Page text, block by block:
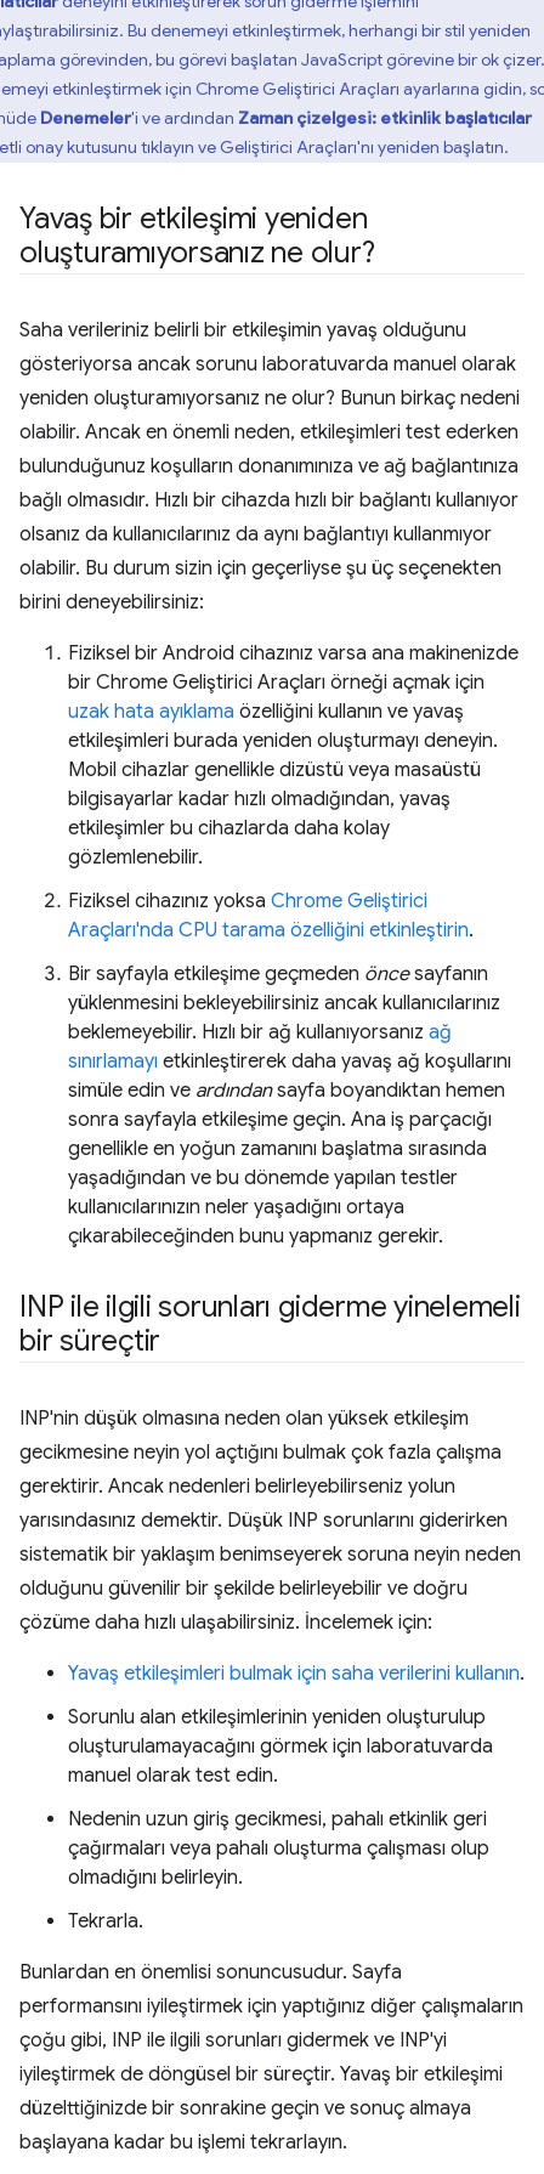
Bu denemeyi etkinleştirmek, herhangi bir stil yeniden
görevinden, bu görevi başlatan JavaScript görevine bir ok
etkinleştirmek için Chrome Geliştirici Araçları ayarlarına gidin,
Denemeler'i ve ardından Zaman çizelgesi: etkinlik başlatıcılar
onay kutusunu tıklayın ve Geliştirici Araçları'nı yeniden başlatın.
Yavaş bir etkileşimi yeniden
oluşturamıyorsanız ne olur?
Saha verileriniz belirli bir etkileşimin yavaş olduğunu
gösteriyorsa ancak sorunu laboratuvarda manuel olarak
yeniden oluşturamıyorsanız ne olur? Bunun birkaç nedeni
olabilir. Ancak en önemli neden, etkileşimleri test ederken
bulunduğunuz koşulların donanımınıza ve ağ bağlantınıza
bağlı olmasıdır. Hızlı bir cihazda hızlı bir bağlantı kullanıyor
olsanız da kullanıcılarınız da aynı bağlantıyı kullanmıyor
olabilir. Bu durum sizin için geçerliyse şu üç seçenekten
birini deneyebilirsiniz:
Fiziksel bir Android cihazınız varsa ana makinenizde
bir Chrome Geliştirici Araçları örneği açmak için
uzak hata ayıklama özelliğini kullanın ve yavaş
etkileşimleri burada yeniden oluşturmayı deneyin.
Mobil cihazlar genellikle dizüstü veya masaüstü
bilgisayarlar kadar hızlı olmadığından, yavaş
etkileşimler bu cihazlarda daha kolay
gözlemlenebilir.
Fiziksel cihazınız yoksa Chrome Geliştirici
Araçları'nda CPU tarama özelliğini etkinleştirin.
Bir sayfayla etkileşime geçmeden öncesayfanın
yüklenmesini bekleyebilirsiniz ancak kullanıcılarınız
beklemeyebilir. Hızlı bir ağ kullanıyorsanız ağ
sınırlamayı etkinleştirerek daha yavaş ağ koşullarını
simüle edin ve ardındansayfa boyandıktan hemen
sonra sayfayla etkileşime geçin. Ana iş parçacığı
genellikle en yoğun zamanını başlatma sırasında
yaşadığından ve bu dönemde yapılan testler
kullanıcılarınızın neler yaşadığını ortaya
çıkarabileceğinden bunu yapmanız gerekir.
INP ile ilgili sorunları giderme yinelemeli
bir süreçtir
INP'nin düşük olmasına neden olan yüksek etkileşim
gecikmesine neyin yol açtığını bulmak çok fazla çalışma
gerektirir. Ancak nedenleri belirleyebilirseniz yolun
yarısındasınız demektir. Düşük INP sorunlarını giderirken
sistematik bir yaklaşım benimseyerek soruna neyin neden
olduğunu güvenilir bir şekilde belirleyebilir ve doğru
çözüme daha hızlı ulaşabilirsiniz. İncelemek için:
Yavaş etkileşimleri bulmak için saha verilerini kullanın.
Sorunlu alan etkileşimlerinin yeniden oluşturulup
oluşturulamayacağını görmek için laboratuvarda
manuel olarak test edin.
Nedenin uzun giriş gecikmesi, pahalı etkinlik geri
çağırmaları veya pahalı oluşturma çalışması olup
olmadığını belirleyin.
Tekrarla.
Bunlardan en önemlisi sonuncusudur. Sayfa
performansını iyileştirmek için yaptığınız diğer çalışmaların
çoğu gibi, INP ile ilgili sorunları gidermek ve INP'yi
iyileştirmek de döngüsel bir süreçtir. Yavaş bir etkileşimi
düzelttiğinizde bir sonrakine geçin ve sonuç almaya
başlayana kadar bu işlemi tekrarlayın.